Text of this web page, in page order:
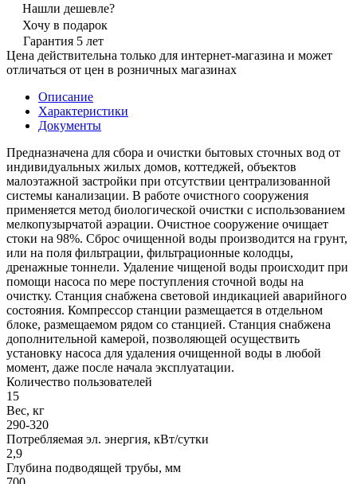
Нашли дешевле?
Хочу в подарок
Гарантия 5 лет
Цена действительна только для интернет-магазина и может
отличаться от цен в розничных магазинах
Описание
Характеристики
Документы
Предназначена для сбора и очистки бытовых сточных вод от
индивидуальных жилых домов, коттеджей, объектов
малоэтажной застройки при отсутствии централизованной
системы канализации. В работе очистного сооружения
применяется метод биологической очистки с использованием
мелкопузырчатой аэрации. Очистное сооружение очищает
стоки на 98%. Сброс очищенной воды производится на грунт,
или на поля фильтрации, фильтрационные колодцы,
дренажные тоннели. Удаление чищеной воды происходит при
помощи насоса по мере поступления сточной воды на
очистку. Станция снабжена световой индикацией аварийного
состояния. Компрессор станции размещается в отдельном
блоке, размещаемом рядом со станцией. Станция снабжена
дополнительной камерой, позволяющей осуществить
установку насоса для удаления очищенной воды в любой
момент, даже после начала эксплуатации.
Количество пользователей
15
Вес, кг
290-320
Потребляемая эл. энергия, кВт/сутки
2,9
Глубина подводящей трубы, мм